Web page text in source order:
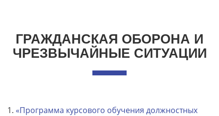
ГРАЖДАНСКАЯ ОБОРОНА И
ЧРЕЗВЫЧАЙНЫЕ СИТУАЦИИ
1. «Программа курсового обучения должностных